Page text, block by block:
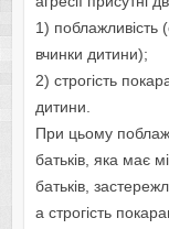
1) поблажливість
вчинки дитини);
2) строгість
дитини.
При цьому
батьків, яка має
батьків,
а строгість